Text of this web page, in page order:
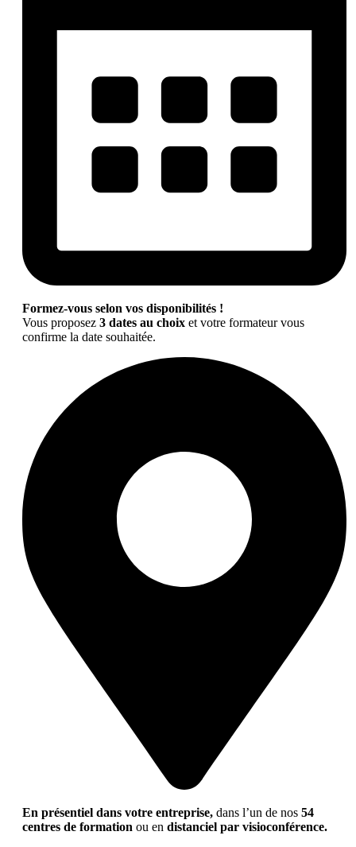
Formez-vous selon vos disponibilités !
Vous proposez 3 dates au choix et votre formateur vous
confirme la date souhaitée.
En présentiel dans votre entreprise, dans l’un de nos 54
centres de formation ou en distanciel par visioconférence.